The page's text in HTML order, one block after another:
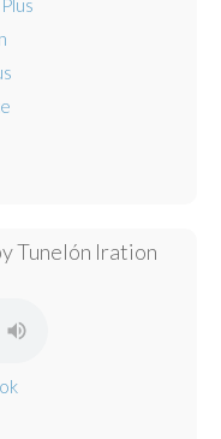
Tunelón Iration